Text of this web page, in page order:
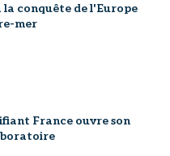
la conquête de l'Europe
mer
France ouvre son